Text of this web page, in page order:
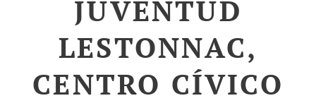
JUVENTUD
LESTONNAC,
CENTRO CÍVICO